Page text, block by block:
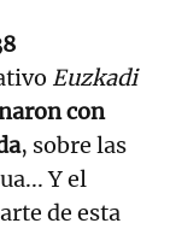
Euzkadi
con
, sobre las
Y el
de esta